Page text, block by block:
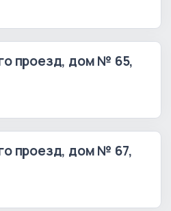
проезд, дом № 65,
проезд, дом № 67,